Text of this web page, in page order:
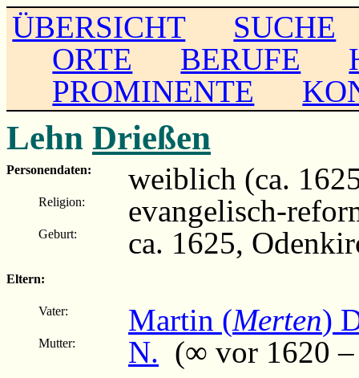
ÜBERSICHT
SUCHE
ORTE
BERUFE
PROMINENTE
Lehn Drießen
Personendaten: weiblich (ca.
Religion: evangelisch-
Geburt: ca. 1625,
Eltern:
Vater: Martin (Merten)
Mutter: N. (∞ vor 1620